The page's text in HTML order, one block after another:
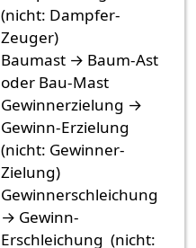
(nicht: Dampfer-
Zeuger)
Baumast → Baum-Ast
oder Bau-Mast
Gewinnerzielung →
Gewinn-Erzielung
(nicht: Gewinner-
Zielung)
Gewinnerschleichung
→ Gewinn-
Erschleichung (nicht: